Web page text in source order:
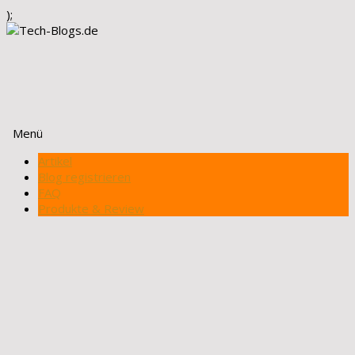
);
Menü
Zum
Inhalt
springen
Artikel
Blog registrieren
FAQ
Produkte & Review